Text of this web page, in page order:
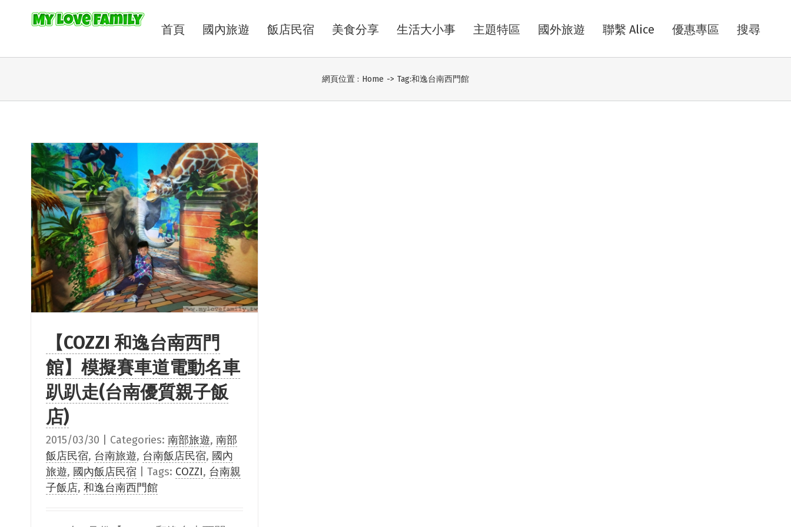
首頁 國內旅遊 飯店民宿 美食分享 生活大小事 主題特區 國外旅遊 聯繫 Alice 優惠專區 搜尋
網頁位置 : Home -> Tag:和逸台南西門館
【COZZI 和逸台南西門
館】模擬賽車道電動名車
趴趴走(台南優質親子飯
店)
2015/03/30 Categories: 南部旅遊, 南部
飯店民宿, 台南旅遊, 台南飯店民宿, 國內
旅遊, 國內飯店民宿 Tags: COZZI, 台南親
子飯店, 和逸台南西門館